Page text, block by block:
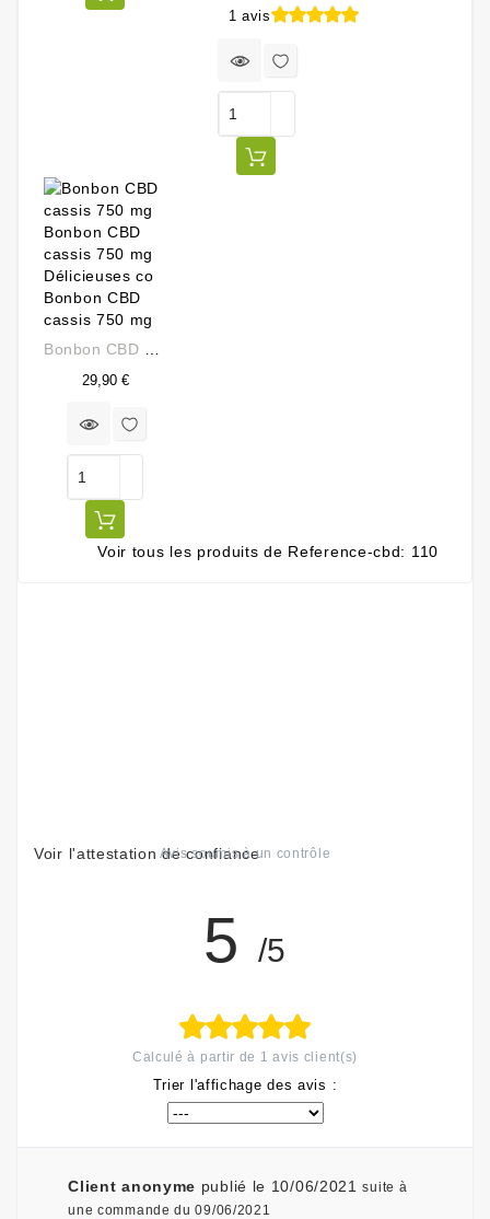
1 avis
29,90 €Prix
Voir tous les produits de Reference-cbd: 110
Voir l'attestation de confiance
Avis soumis à un contrôle
5 /5
Calculé à partir de 1 avis client(s)
Trier l'affichage des avis :
Client anonyme publié le 10/06/2021
suite à
une commande du 09/06/2021